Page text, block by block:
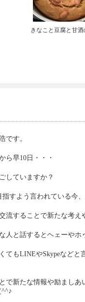
きなこと豆腐と甘酒
です。
ら早10日・・・
していますか？
指すよう言われている今
流することで新たな考え
人と話するとヘェーや
てもLINEやSkypeなど
で新たな情報や励まし